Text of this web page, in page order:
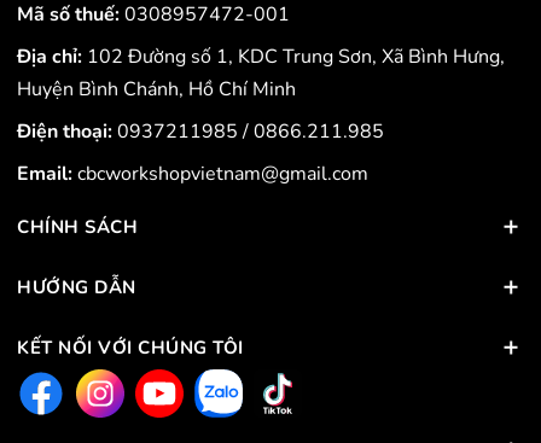
Mã số thuế:0308957472-001
Địa chỉ: 102 Đường số 1, KDC Trung Sơn, Xã Bình Hưng,
Huyện Bình Chánh, Hồ Chí Minh
Điện thoại:0937211985/0866.211.985
Email:cbcworkshopvietnam@gmail.com
CHÍNH SÁCH
HƯỚNG DẪN
KẾT NỐI VỚI CHÚNG TÔI